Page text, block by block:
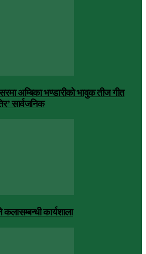
अम्बिका भण्डारीको भावुक तीज गीत
सार्वजनिक
कार्यशाला